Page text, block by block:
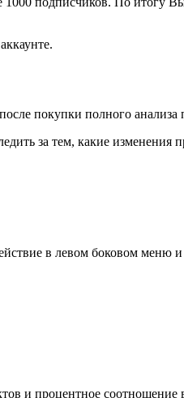
покупки полного анализа
за тем, какие изменения
в левом боковом меню
и процентное